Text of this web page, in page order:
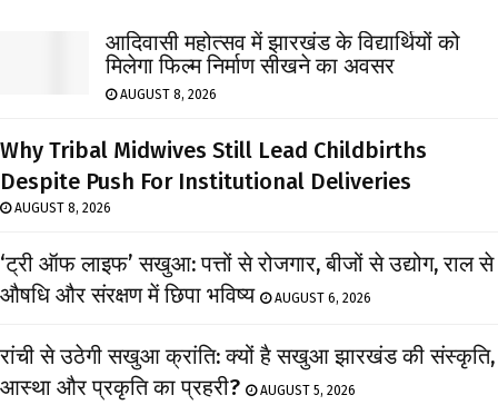
आदिवासी महोत्सव में झारखंड के विद्यार्थियों को
मिलेगा फिल्म निर्माण सीखने का अवसर
AUGUST 8, 2026
Why Tribal Midwives Still Lead Childbirths
Despite Push For Institutional Deliveries
AUGUST 8, 2026
‘ट्री ऑफ लाइफ’ सखुआ: पत्तों से रोजगार, बीजों से उद्योग, राल से
औषधि और संरक्षण में छिपा भविष्य
AUGUST 6, 2026
रांची से उठेगी सखुआ क्रांति: क्यों है सखुआ झारखंड की संस्कृति,
आस्था और प्रकृति का प्रहरी?
AUGUST 5, 2026